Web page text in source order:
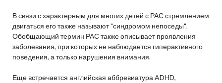
В связи с характерным для многих детей с РАС стремлением
двигаться его также называют "синдромом непоседы".
Обобщающий термин РАС также описывает проявления
заболевания, при которых не наблюдается гиперактивного
поведения, а только нарушения внимания.
Еще встречается английская аббревиатура ADHD,